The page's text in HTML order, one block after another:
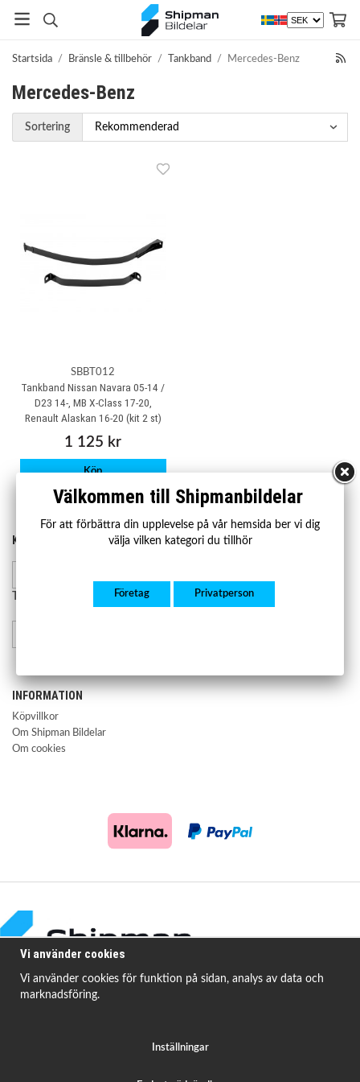
Startsida / Bränsle & tillbehör / Tankband / Mercedes-Benz
Mercedes-Benz
Sortering
SBBT012
Tankband Nissan Navara 05-14 /
D23 14-, MB X-Class 17-20,
Renault Alaskan 16-20 (kit 2 st)
1 125 kr
Köp
KONTAKTA OSS HANDLA
Retur och reklamation
INFORMATION
Köpvillkor
Om Shipman Bildelar
Om cookies
vanligt förekommande fordonsproblem.
Välkommen till Shipmanbildelar
För att förbättra din upplevelse på vår hemsida ber vi dig
välja vilken kategori du tillhör
Företag Privatperson
Vi använder cookies
Vi använder cookies för funktion på sidan, analys av data och
marknadsföring.
Inställningar